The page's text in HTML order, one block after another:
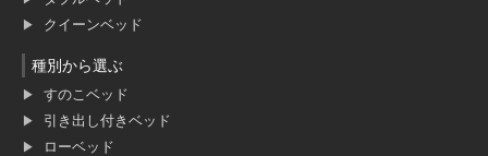
クイーンベッド
種別から選ぶ
すのこベッド
引き出し付きベッド
ローベッド